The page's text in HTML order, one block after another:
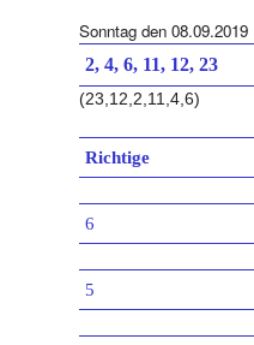
Sonntag den 08.09.2019
2, 4, 6, 11, 12, 23
(23,12,2,11,4,6)
Richtige
6
5